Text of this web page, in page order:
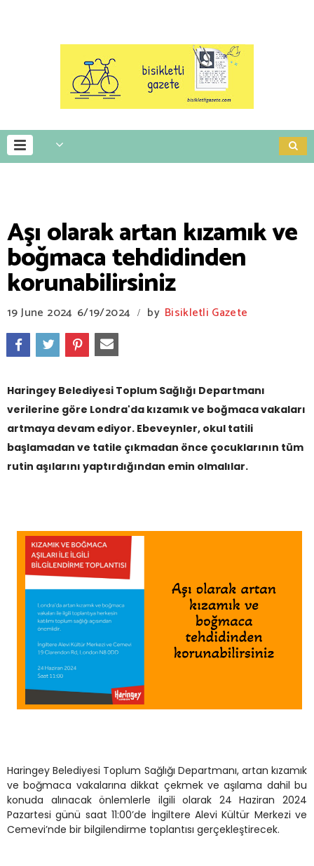
Aşı olarak artan kızamık ve
boğmaca tehdidinden
korunabilirsiniz
19 June 2024 6/19/2024 / by Bisikletli Gazete
Haringey Belediyesi Toplum Sağlığı Departmanı
verilerine göre Londra'da kızamık ve boğmaca vakaları
artmaya devam ediyor. Ebeveynler, okul tatili
başlamadan ve tatile çıkmadan önce çocuklarının tüm
rutin aşılarını yaptırdığından emin olmalılar.
Haringey Belediyesi Toplum Sağlığı Departmanı, artan kızamık
ve boğmaca vakalarına dikkat çekmek ve aşılama dahil bu
konuda alınacak önlemlerle ilgili olarak 24 Haziran 2024
Pazartesi günü saat 11:00’de İngiltere Alevi Kültür Merkezi ve
Cemevi’nde bir bilgilendirme toplantısı gerçekleştirecek.